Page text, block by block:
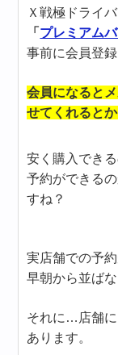
Ｘ戦極ドライ
「 プレミアム
事前に会員登
会員になると
せてくれるとか
安く購入でき
予約ができる
すね？
実店舗での予
早朝から並ば
それに…店舗に
あります。